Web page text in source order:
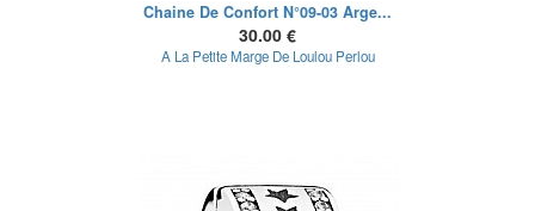
Chaine De Confort N°09-03 Arge...
30.00 €
A La Petite Marge De Loulou Perlou